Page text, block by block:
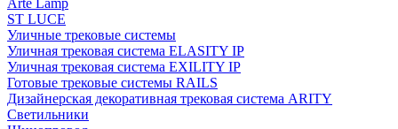
Arte Lamp
ST LUCE
Уличные трековые системы
Уличная трековая система ELASITY IP
Уличная трековая система EXILITY IP
Готовые трековые системы RAILS
Дизайнерская декоративная трековая система ARITY
Светильники